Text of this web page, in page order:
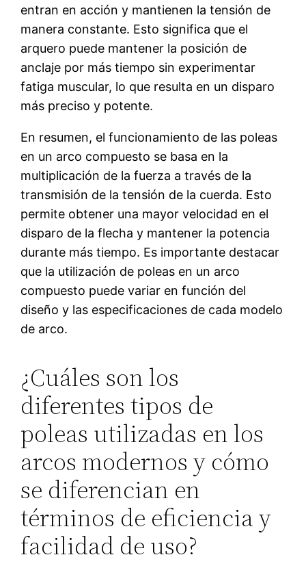
entran en acción y mantienen la tensión de
manera constante. Esto significa que el
arquero puede mantener la posición de
anclaje por más tiempo sin experimentar
fatiga muscular, lo que resulta en un disparo
más preciso y potente.
En resumen, el funcionamiento de las poleas
en un arco compuesto se basa en la
multiplicación de la fuerza a través de la
transmisión de la tensión de la cuerda. Esto
permite obtener una mayor velocidad en el
disparo de la flecha y mantener la potencia
durante más tiempo. Es importante destacar
que la utilización de poleas en un arco
compuesto puede variar en función del
diseño y las especificaciones de cada modelo
de arco.
¿Cuáles son los
diferentes tipos de
poleas utilizadas en los
arcos modernos y cómo
se diferencian en
términos de eficiencia y
facilidad de uso?